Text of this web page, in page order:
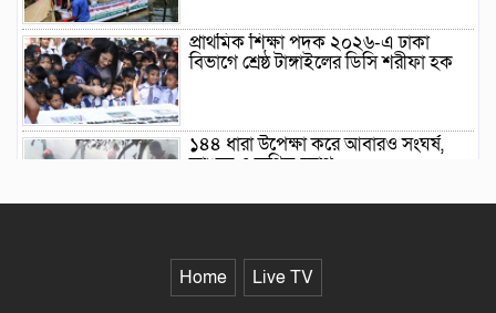
প্রাথমিক শিক্ষা পদক ২০২৬-এ ঢাকা
বিভাগে শ্রেষ্ঠ টাঙ্গাইলের ডিসি শরীফা হক
১৪৪ ধারা উপেক্ষা করে আবারও সংঘর্ষ,
ভাঙচুর ও অগ্নিসংযোগ
কর্মশালা অনুষ্ঠিত
Home Live TV